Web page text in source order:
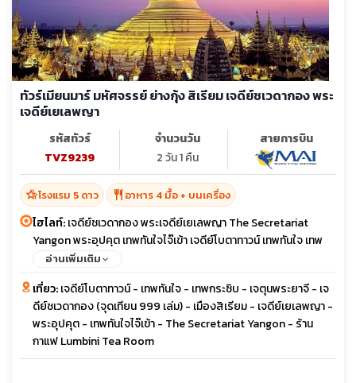
ทัวร์เมียนมาร์ มหัศจรรย์ ย่างกุ้ง สิเรียม เจดีย์ชเวดากอง พระ
เจดีย์เยเลพญา
รหัสทัวร์
TVZ9239
จำนวนวัน
2 วัน 1 คืน
สายการบิน
hotel_classโรงแรม 5 ดาว restaurant อาหาร 4 มื้อ + บนเครื่อง
ไฮไลท์:เจดีย์ชเวดากอง พระเจดีย์เยเลพญา The Secretariat
Yangon พระอุปคุต เทพทันใจไจ๊เข้า เจดีย์โบตาทาวน์ เทพทันใจ เทพ
กระซิบ เจตุนพระยาจี
อ่านเพิ่มเติม
เที่ยว:เจดีย์โบตาทาวน์ - เทพทันใจ - เทพกระซิบ - เจตุนพระยาจี - เจ
ดีย์ชเวดากอง (จุดเทียน 999 เล่ม) - เมืองสิเรียม - เจดีย์เยเลพญา -
พระอุปคุต - เทพทันใจไจ๊เข้า - The Secretariat Yangon - ร้าน
กาแฟ Lumbini Tea Room